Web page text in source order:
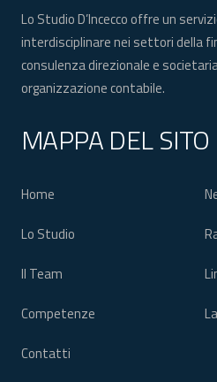
Lo Studio D’Incecco offre un
interdisciplinare nei settori della
consulenza direzionale e
organizzazione contabile.
MAPPA DEL SITO
Home
Lo Studio
Il Team
Competenze
Contatti